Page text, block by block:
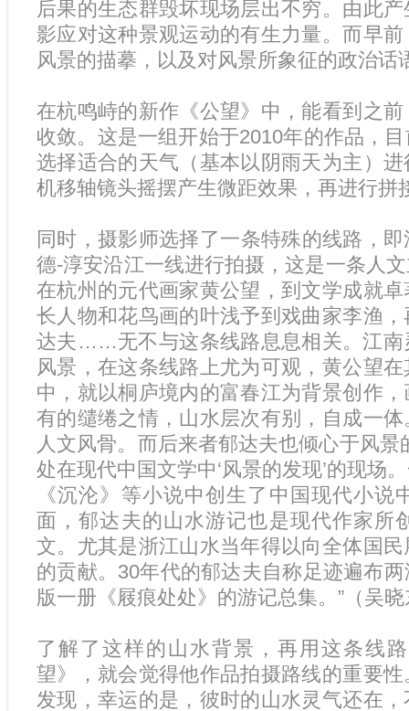
后果的生态群毁坏现场层出不穷。由此
影应对这种景观运动的有生力量。而早
风景的描摹，以及对风景所象征的政治话
在杭鸣峙的新作《公望》中，能看到之
收敛。这是一组开始于2010年的作品，
选择适合的天气（基本以阴雨天为主）
机移轴镜头摇摆产生微距效果，再进行拼
同时，摄影师选择了一条特殊的线路，
德-淳安沿江一线进行拍摄，这是一条人
在杭州的元代画家黄公望，到文学成就
长人物和花鸟画的叶浅予到戏曲家李渔
达夫……无不与这条线路息息相关。江南
风景，在这条线路上尤为可观，黄公望
中，就以桐庐境内的富春江为背景创作
有的缱绻之情，山水层次有别，自成一
人文风骨。而后来者郁达夫也倾心于风景
处在现代中国文学中‘风景的发现’的现场
《沉沦》等小说中创生了中国现代小
面，郁达夫的山水游记也是现代作家所
文。尤其是浙江山水当年得以向全体国
的贡献。30年代的郁达夫自称足迹遍布
版一册《屐痕处处》的游记总集。”（吴
了解了这样的山水背景，再用这条线
望》，就会觉得他作品拍摄路线的重要
发现，幸运的是，彼时的山水灵气还在